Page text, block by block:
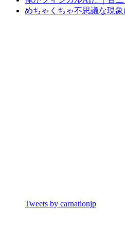
めちゃくちゃ不思議な現
Tweets by carnationjp